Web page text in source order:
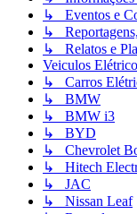
↳ Eventos e
↳
↳ Relatos e
Veiculos
↳ Carros
↳ BMW
↳ BMW i3
↳ BYD
↳ Chevrolet
↳ Hitech
↳ JAC
↳ Nissan Leaf